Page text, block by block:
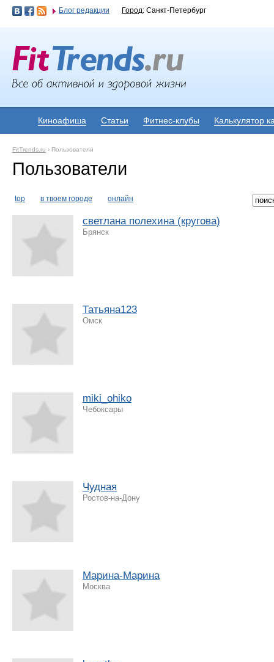
Блог редакции Город: Санкт-Петербург
Киноафиша Статьи Фитнес-клубы Калькулятор
FitTrends.ru › Пользователи
Пользователи
top в твоем городе онлайн
светлана полехина (кругова)
Брянск
Татьяна123
Омск
miki_ohiko
Чебоксары
Чудная
Ростов-на-Дону
Марина-Марина
Москва